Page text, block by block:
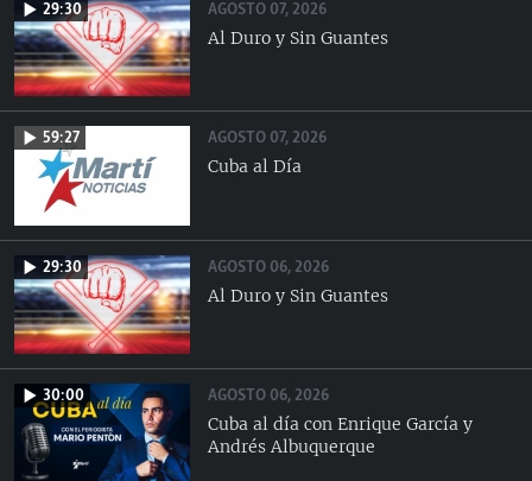
29:30
AGOSTO 07, 2026
Al Duro y Sin Guantes
59:27
AGOSTO 07, 2026
Cuba al Día
29:30
AGOSTO 06, 2026
Al Duro y Sin Guantes
30:00
AGOSTO 06, 2026
Cuba al día con Enrique García y
Andrés Albuquerque